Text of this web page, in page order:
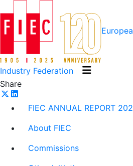
Industry Federation
Share
FIEC ANNUAL REPORT
About FIEC
Commissions